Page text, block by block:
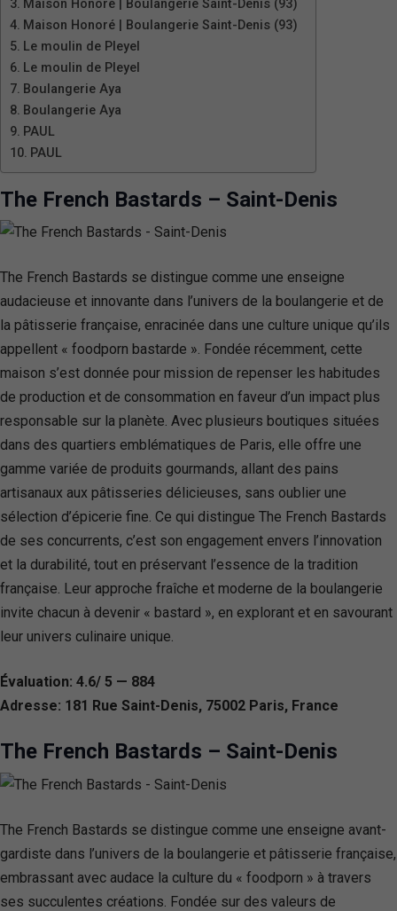
Maison Honoré | Boulangerie Saint-Denis (93)
Maison Honoré | Boulangerie Saint-Denis (93)
Le moulin de Pleyel
Le moulin de Pleyel
Boulangerie Aya
Boulangerie Aya
PAUL
PAUL
The French Bastards – Saint-Denis
The French Bastards se distingue comme une enseigne
audacieuse et innovante dans l’univers de la boulangerie et de
la pâtisserie française, enracinée dans une culture unique qu’ils
appellent « foodporn bastarde ». Fondée récemment, cette
maison s’est donnée pour mission de repenser les habitudes
de production et de consommation en faveur d’un impact plus
responsable sur la planète. Avec plusieurs boutiques situées
dans des quartiers emblématiques de Paris, elle offre une
gamme variée de produits gourmands, allant des pains
artisanaux aux pâtisseries délicieuses, sans oublier une
sélection d’épicerie fine. Ce qui distingue The French Bastards
de ses concurrents, c’est son engagement envers l’innovation
et la durabilité, tout en préservant l’essence de la tradition
française. Leur approche fraîche et moderne de la boulangerie
invite chacun à devenir « bastard », en explorant et en savourant
leur univers culinaire unique.
Évaluation: 4.6/ 5 — 884
Adresse: 181 Rue Saint-Denis, 75002 Paris, France
The French Bastards – Saint-Denis
The French Bastards se distingue comme une enseigne avant-
gardiste dans l’univers de la boulangerie et pâtisserie française,
embrassant avec audace la culture du « foodporn » à travers
ses succulentes créations. Fondée sur des valeurs de